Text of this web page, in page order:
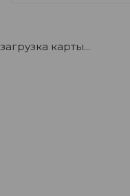
загрузка карты...